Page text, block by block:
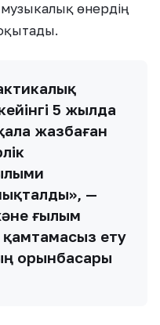
өнердің
5 жылда
жазбаған
—
ғылым
ету
орынбасары